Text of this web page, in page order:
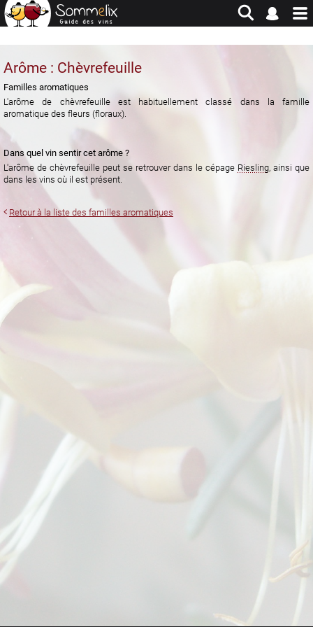
Arôme : Chèvrefeuille
Familles aromatiques
L'arôme de chèvrefeuille est habituellement classé dans la famille
aromatique des fleurs (floraux).
Dans quel vin sentir cet arôme ?
L'arôme de chèvrefeuille peut se retrouver dans le cépage Riesling, ainsi que
dans les vins où il est présent.
Retour à la liste des familles aromatiques
Site en jachère - Pour historique et consultation uniquement